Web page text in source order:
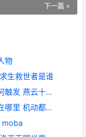
下一篇 »
物
生救世者是谁
燕云十六声清河老弱妇孺奇遇如何触发 燕云十六声清河蹊跷分布图
机动都市阿尔法装备资源箱位置在哪里 机动都市阿尔法日服
moba